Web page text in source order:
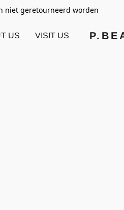
niet geretourneerd worden
US VISIT US